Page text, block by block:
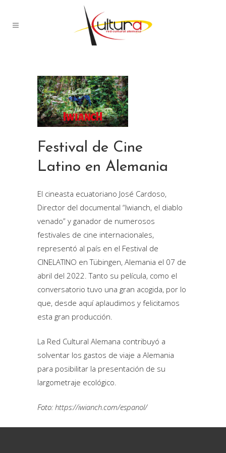
Festival de Cine
Latino en Alemania
El cineasta ecuatoriano José Cardoso,
Director del documental “Iwianch, el diablo
venado” y ganador de numerosos
festivales de cine internacionales,
representó al país en el Festival de
CINELATINO en Tübingen, Alemania el 07 de
abril del 2022. Tanto su película, como el
conversatorio tuvo una gran acogida, por lo
que, desde aquí aplaudimos y felicitamos
esta gran producción.
La Red Cultural Alemana contribuyó a
solventar los gastos de viaje a Alemania
para posibilitar la presentación de su
largometraje ecológico.
Foto: https://iwianch.com/espanol/